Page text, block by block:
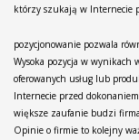
którzy szukają w Internecie
pozycjonowanie pozwala
Wysoka pozycja w wynikach
oferowanych usług lub
Internecie przed
większe zaufanie budzi
Opinie o firmie to kolejny